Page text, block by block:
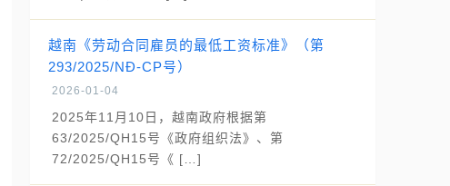
越南《劳动合同雇员的最低工资标准》（第
293/2025/NĐ-CP号）
2026-01-04
2025年11月10日，越南政府根据第
63/2025/QH15号《政府组织法》、第
72/2025/QH15号《 […]